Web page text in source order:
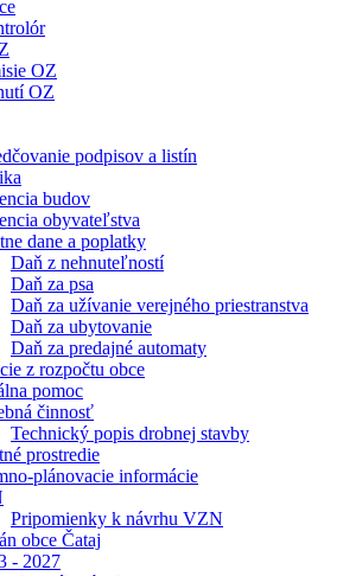
OZ
OZ
podpisov a listín
budov
obyvateľstva
dane a poplatky
Daň z nehnuteľností
Daň za psa
Daň za užívanie verejného priestranstva
Daň za ubytovanie
Daň za predajné automaty
z rozpočtu obce
pomoc
činnosť
Technický popis drobnej stavby
prostredie
plánovacie informácie
Pripomienky k návrhu VZN
obce Čataj
- 2027